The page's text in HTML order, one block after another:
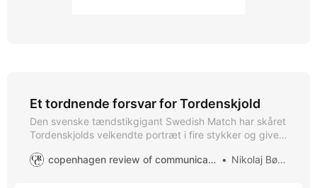
Et tordnende forsvar for Tordenskjold
Den svenske tændstikgigant Swedish Match har skåret
Tordenskjolds velkendte portræt i fire stykker og givet
angreb på 180 års dansk designhistorie og den hygge,
copenhagen review of communication Nikolaj Bøgh